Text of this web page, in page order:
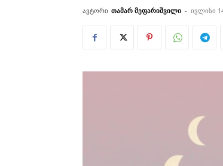
ავტორი თამარ მეფარიშვილი - ივლისი